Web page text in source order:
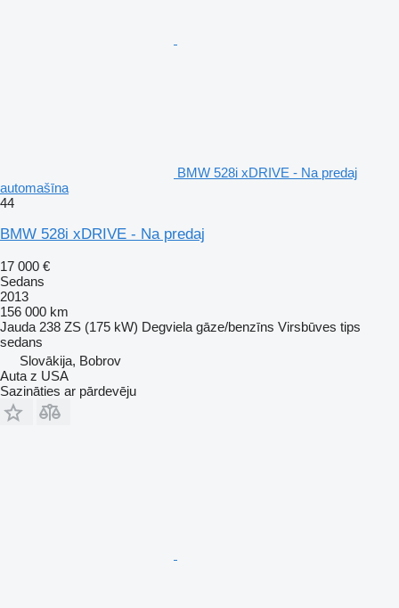
BMW 528i xDRIVE - Na predaj
automašīna
44
BMW 528i xDRIVE - Na predaj
17 000 €
Sedans
2013
156 000 km
Jauda 238 ZS (175 kW) Degviela gāze/benzīns Virsbūves tips
sedans
Slovākija, Bobrov
Auta z USA
Sazināties ar pārdevēju